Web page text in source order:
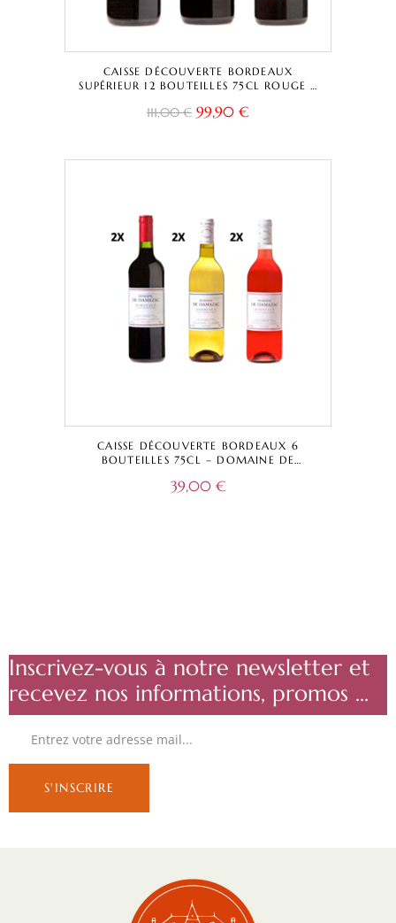
CAISSE DÉCOUVERTE BORDEAUX
SUPÉRIEUR 12 BOUTEILLES 75CL ROUGE –
CUVÉE CAPELLA + CHÂTEAU LESTEY NOIR
111,00€ 99,90 €
CAISSE DÉCOUVERTE BORDEAUX 6
BOUTEILLES 75CL – DOMAINE DE
BORDEAUX A.O.C.
39,00 €
Inscrivez-vous à notre newsletter et
recevez nos informations, promos ...